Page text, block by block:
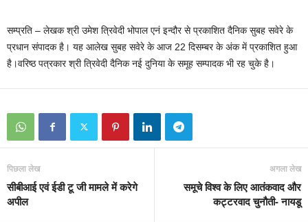
सम्प्रति – लेखक श्री उमेश त्रिवेदी भोपाल एनं इन्दौर से प्रकाशित दैनिक सुबह सवेरे के
प्रधान संपादक है। यह आलेख सुबह सवेरे के आज 22 दिसम्बर के अंक में प्रकाशित हुआ
है।वरिष्ठ पत्रकार श्री त्रिवेदी दैनिक नई दुनिया के समूह सम्पादक भी रह चुके है।
पिछला लेख
सीबीआई एवं ईडी टू जी मामले में करेगे
अपील
अगला लेख
समूचे विश्व के लिए आतंकवाद और
कट्टरवाद चुनौती- नायडू